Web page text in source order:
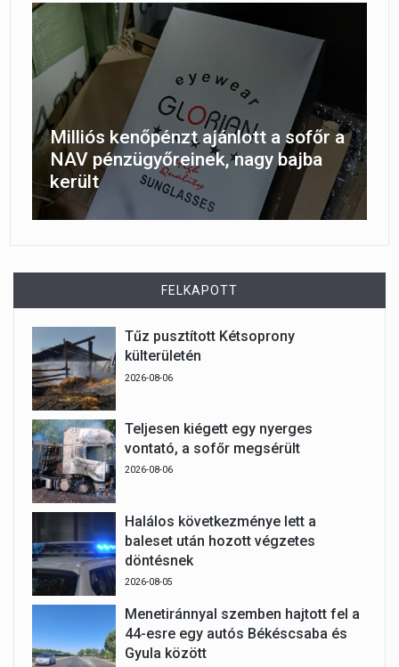
Milliós kenőpénzt ajánlott a sofőr a
NAV pénzügyőreinek, nagy bajba
került
FELKAPOTT
Tűz pusztított Kétsoprony
külterületén
2026-08-06
Teljesen kiégett egy nyerges
vontató, a sofőr megsérült
2026-08-06
Halálos következménye lett a
baleset után hozott végzetes
döntésnek
2026-08-05
Menetiránnyal szemben hajtott fel a
44-esre egy autós Békéscsaba és
Gyula között